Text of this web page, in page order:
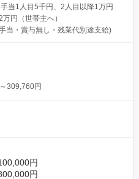
当1人目5千円、2人目以降1万円
円（世帯主へ）
当・賞与無し・残業代別途支給)
309,760円
円
円